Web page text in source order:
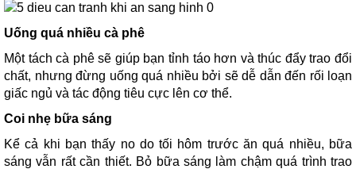
Uống quá nhiều cà phê
Một tách cà phê sẽ giúp bạn tỉnh táo hơn và thúc đẩy trao đổi
chất, nhưng đừng uống quá nhiều bởi sẽ dễ dẫn đến rối loạn
giấc ngủ và tác động tiêu cực lên cơ thể.
Coi nhẹ bữa sáng
Kể cả khi bạn thấy no do tối hôm trước ăn quá nhiều, bữa
sáng vẫn rất cần thiết. Bỏ bữa sáng làm chậm quá trình trao